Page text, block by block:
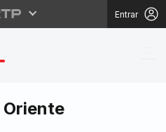
Entrar
a criticar